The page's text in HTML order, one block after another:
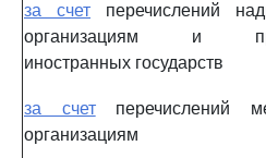
за счет перечислений
организациям и
иностранных государств
за счетперечислений
организациям